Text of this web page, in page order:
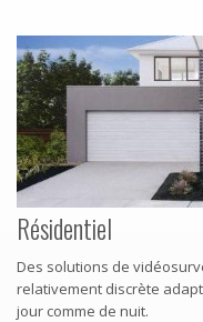
Résidentiel
Des solutions de
relativement discrète
jour comme de nuit.